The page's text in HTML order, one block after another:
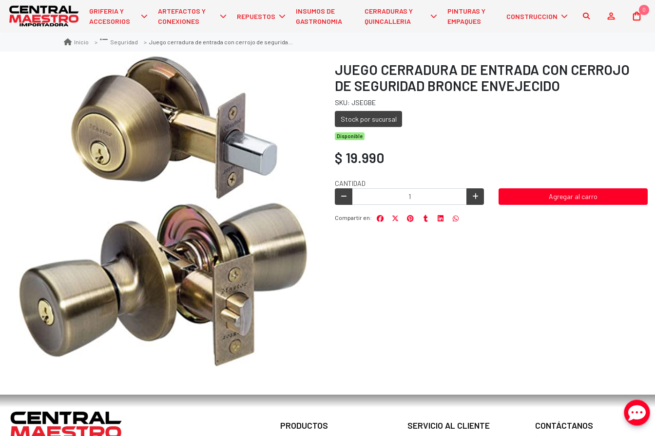
GRIFERIA Y
ACCESORIOS
ARTEFACTOS Y
CONEXIONES
REPUESTOS
INSUMOS DE
GASTRONOMIA
CERRADURAS Y
QUINCALLERIA
PINTURAS Y
EMPAQUES
CONSTRUCCION
0
Inicio Seguridad Juego cerradura de entrada con cerrojo de seguridad bronce envejecido
JUEGO CERRADURA DE ENTRADA CON CERROJO
DE SEGURIDAD BRONCE ENVEJECIDO
SKU: JSEGBE
Stock por sucursal
Disponible
$ 19.990
CANTIDAD
Agregar al carro
Compartir en:
PRODUCTOS SERVICIO AL CLIENTE CONTÁCTANOS